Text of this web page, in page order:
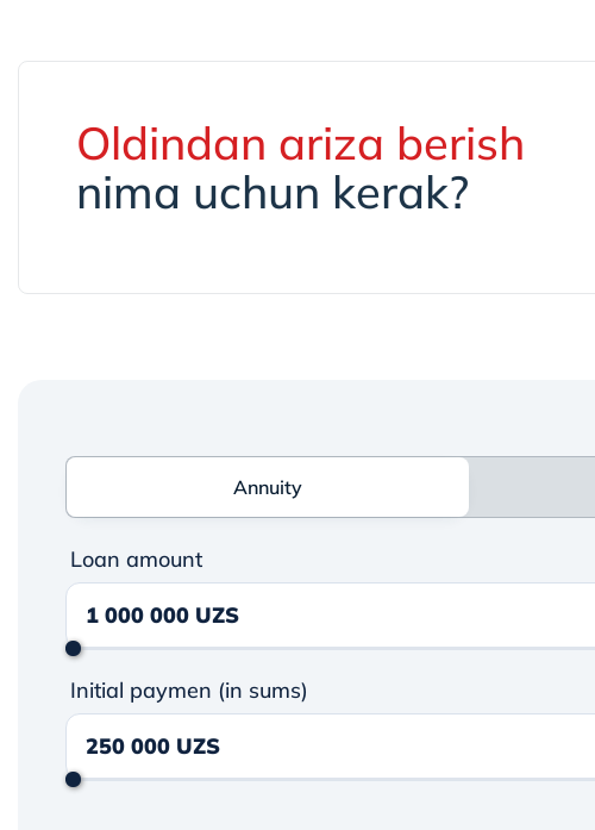
Oldindan ariza berish
nima uchun kerak?
Annuity
Annuity
Loan amount
Initial paymen (in sums)